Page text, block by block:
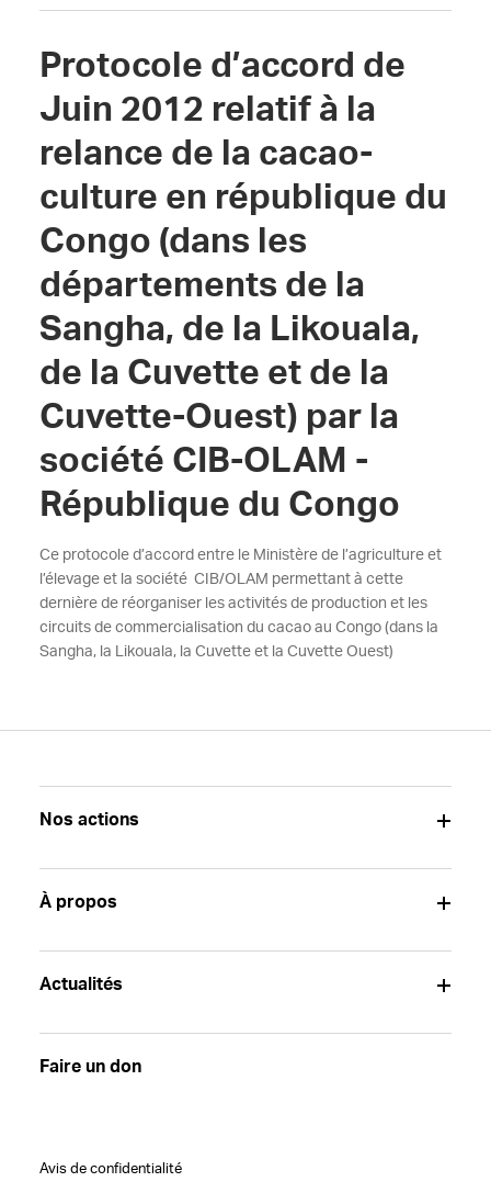
Protocole d’accord de
Juin 2012 relatif à la
relance de la cacao-
culture en république du
Congo (dans les
départements de la
Sangha, de la Likouala,
de la Cuvette et de la
Cuvette-Ouest) par la
société CIB-OLAM -
République du Congo
Ce protocole d’accord entre le Ministère de l’agriculture et
l’élevage et la société CIB/OLAM permettant à cette
dernière de réorganiser les activités de production et les
circuits de commercialisation du cacao au Congo (dans la
Sangha, la Likouala, la Cuvette et la Cuvette Ouest)
Nos actions
À propos
Actualités
Faire un don
Avis de confidentialité